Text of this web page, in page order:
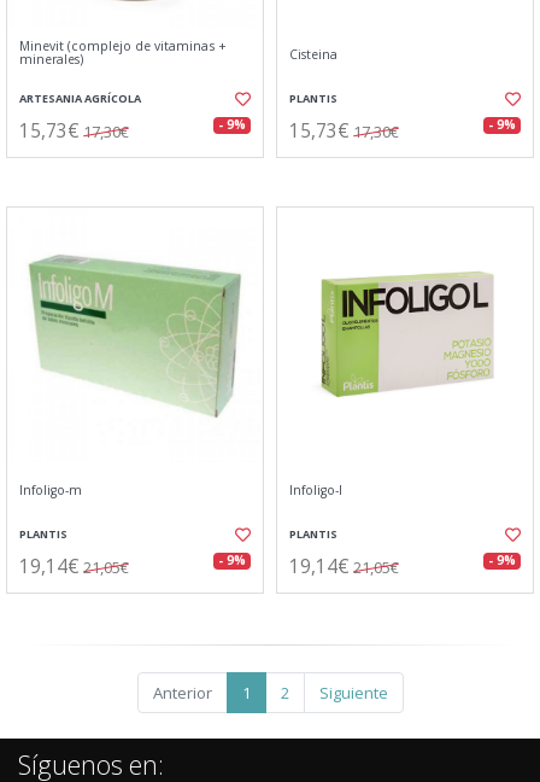
Minevit (complejo de vitaminas +
minerales)
ARTESANIA AGRÍCOLA
15,73€ 17,30€ - 9%
Cisteina
PLANTIS
15,73€ 17,30€ - 9%
Infoligo-m
PLANTIS
19,14€ 21,05€ - 9%
Infoligo-l
PLANTIS
19,14€ 21,05€ - 9%
Anterior 1 2 Siguiente
Síguenos en: